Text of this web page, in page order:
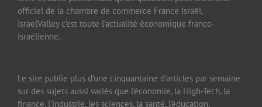
officiel de la chambre de commerce France Israël,
IsraelValley c’est toute l’actualité économique franco-
israélienne.
Le site publie plus d’une cinquantaine d’articles par semaine
sur des sujets aussi variés que l’économie, la High-Tech, la
finance, l’industrie, les sciences, la santé, l’éducation,